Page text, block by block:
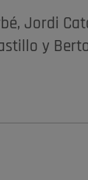
Jordi
y